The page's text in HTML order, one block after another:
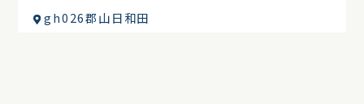
gh026郡山日和田